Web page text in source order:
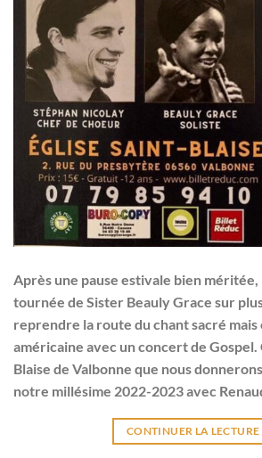
Après une pause estivale bien méritée,
tournée de Sister Beauly Grace sur
reprendre la route du chant sacré
américaine avec un concert de Gospel.
Blaise de Valbonne que nous
notre millésime 2022-2023 avec
CONTINUER LA LECTURE